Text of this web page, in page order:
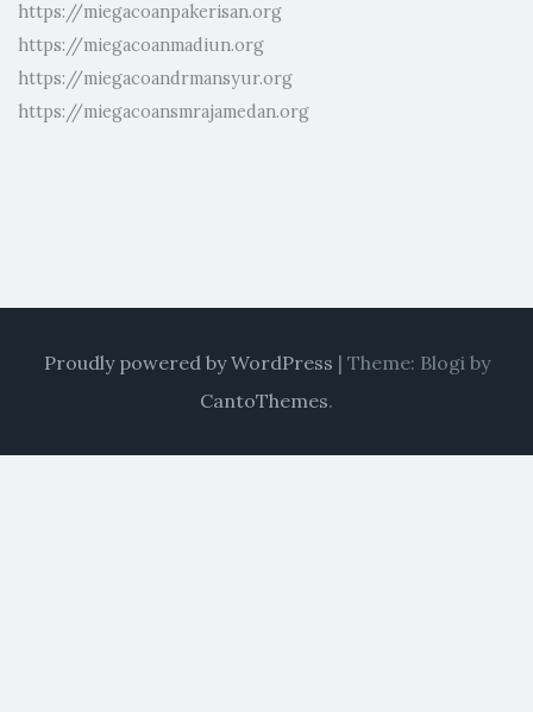
https://miegacoanpakerisan.org
https://miegacoanmadiun.org
https://miegacoandrmansyur.org
https://miegacoansmrajamedan.org
Proudly powered by WordPress | Theme: Blogi by
CantoThemes.